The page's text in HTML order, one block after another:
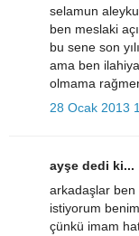
selamun
ben meslaki
bu sene son
ama ben
olmama
28 Ocak 2013
ayşe dedi ki...
arkadaşlar ben
istiyorum
çünkü imam